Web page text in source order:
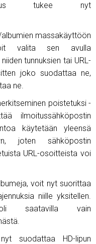
tukee nyt
massakäyttöön
valita sen avulla
tunnuksien tai URL-
joko suodattaa ne,
ne.
poistetuksi -
ilmoitussähköpostin
käytetään yleensä
joten sähköpostin
URL-osoitteista voi
voit nyt suorittaa
niille yksitellen.
saatavilla vain
suodattaa HD-lipun